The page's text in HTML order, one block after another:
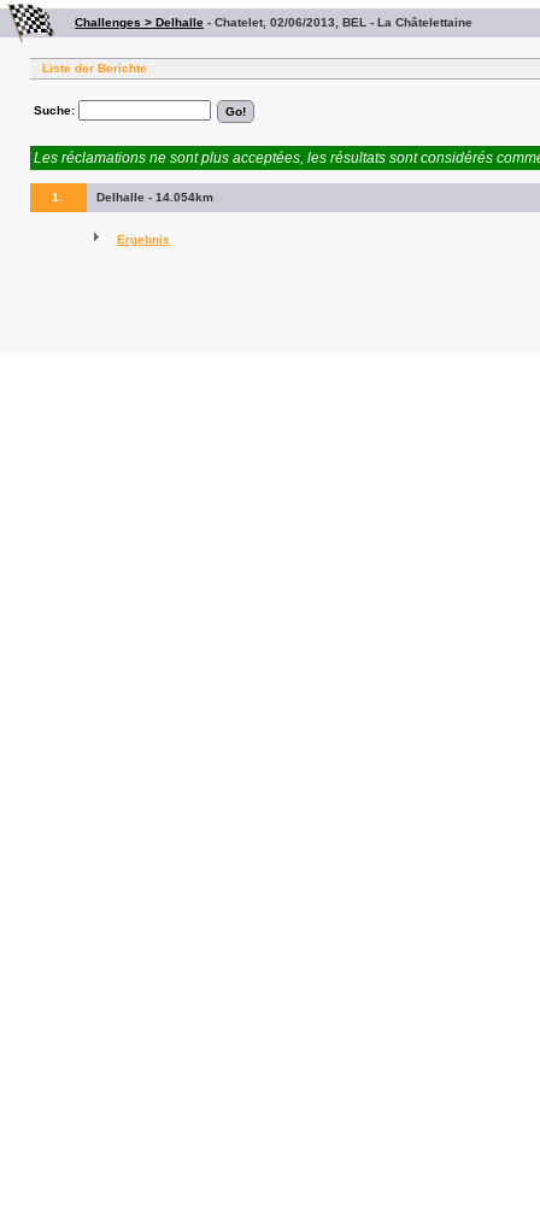
Challenges > Delhalle - Chatelet, 02/06/2013, BEL - La Châtelettaine
Liste der Berichte
Suche:
Les réclamations ne sont plus acceptées, les résultats sont considérés
1. Delhalle - 14.054km
Ergebnis